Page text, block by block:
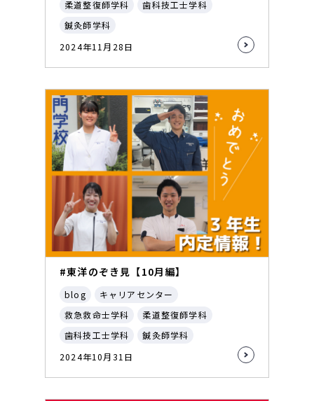
柔道整復師学科
歯科技工士学科
鍼灸師学科
2024年11月28日
#東洋のぞき見【10月編】
blog
キャリアセンター
救急救命士学科
柔道整復師学科
歯科技工士学科
鍼灸師学科
2024年10月31日